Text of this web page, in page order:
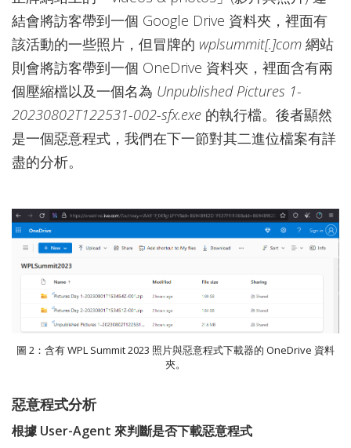
結會將訪客帶到一個 Google Drive 資料夾，裡面有
該活動的一些照片，但冒牌的 wplsummit[.]com 網站
則會將訪客帶到一個 OneDrive 資料夾，裡面含有兩
個壓縮檔以及一個名為 Unpublished Pictures 1-
20230802T122531-002-sfx.exe 的執行檔。後者顯然
是一個惡意程式，我們在下一節對其二進位檔案有詳
盡的分析。
圖 2：含有 WPL Summit 2023 照片與惡意程式下載器的 OneDrive 資料
夾。
惡意程式分析
根據 User-Agent 來判斷是否下載惡意程式